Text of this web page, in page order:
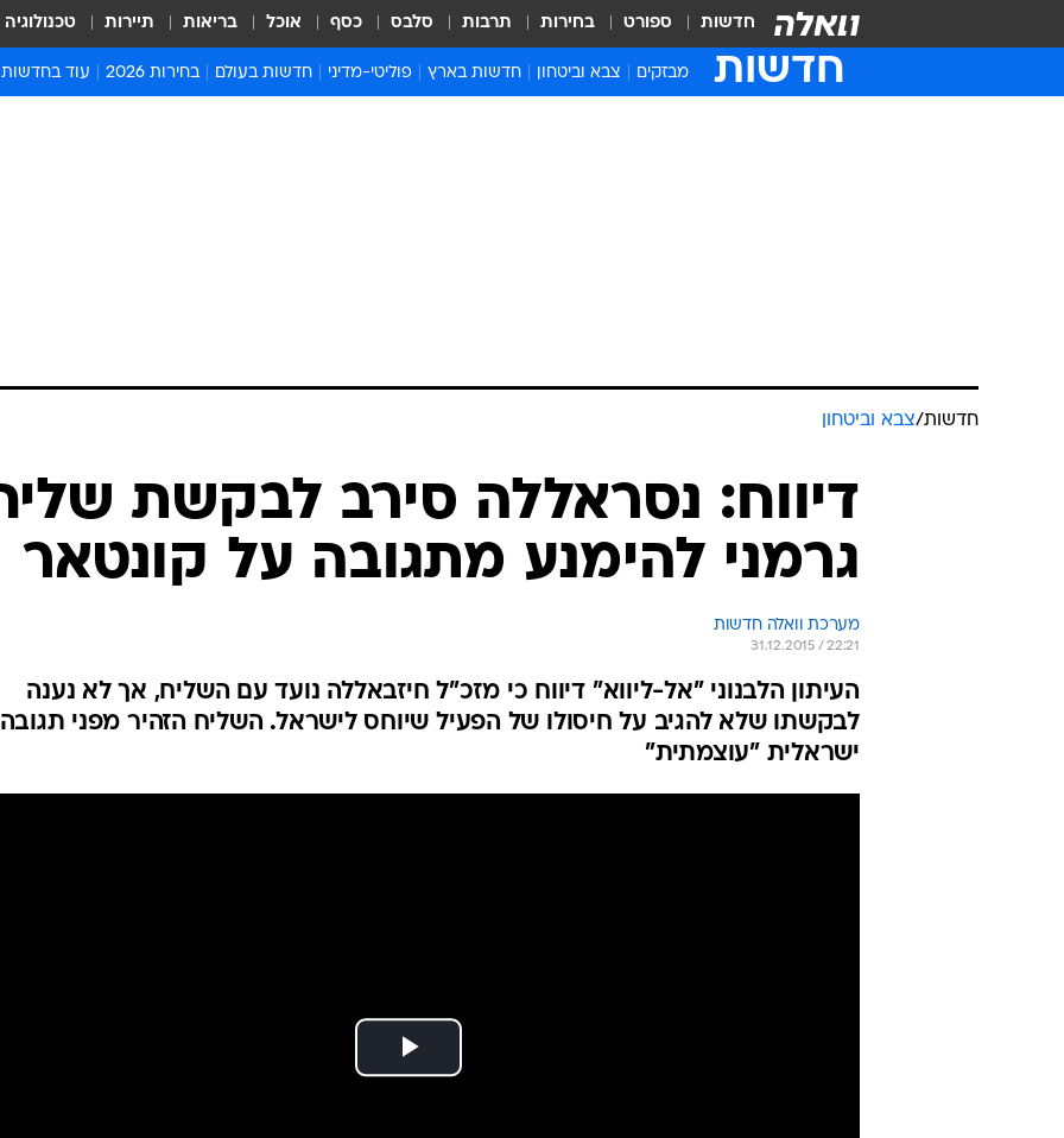
חדשות ספורט בחירות תרבות סלבס כסף אוכל בריאות תיירות טכנולוגיה
חדשות מבזקים צבא וביטחון חדשות בארץ פוליטי-מדיני חדשות בעולם בחירות 2026 עוד בחדשות
חדשות
המייל האדום
חדשות/צבא וביטחון
דיווח: נסראללה סירב לבקשת
גרמני להימנע מתגובה על קונטאר
מערכת וואלה חדשות
31.12.2015 / 22:21
העיתון הלבנוני "אל-ליווא" דיווח כי מזכ"ל חיזבאללה נועד עם השליח, אך לא נענה
לבקשתו שלא להגיב על חיסולו של הפעיל שיוחס לישראל. השליח הזהיר מפני תגובה
ישראלית "עוצמתית"